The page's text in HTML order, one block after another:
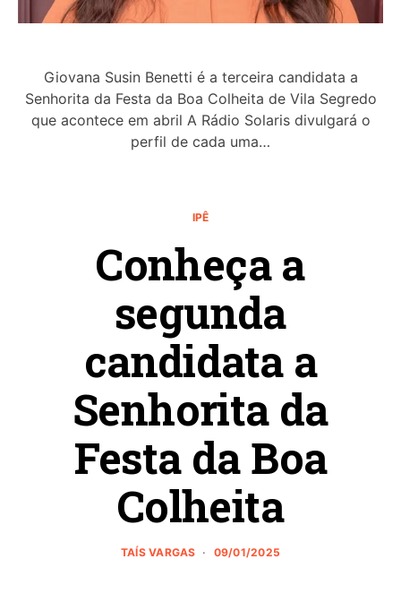
Giovana Susin Benetti é a terceira candidata a
Senhorita da Festa da Boa Colheita de Vila Segredo
que acontece em abril A Rádio Solaris divulgará o
perfil de cada uma…
IPÊ
Conheça a
segunda
candidata a
Senhorita da
Festa da Boa
Colheita
TAÍS VARGAS 09/01/2025